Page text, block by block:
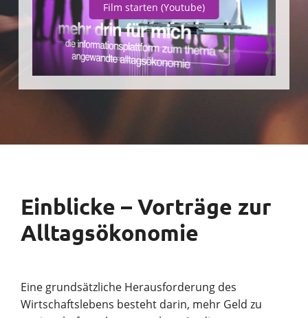
Film starten (Youtube)
Einblicke – Vorträge zur
Alltagsökonomie
Eine grundsätzliche Herausforderung des
Wirtschaftslebens besteht darin, mehr Geld zu